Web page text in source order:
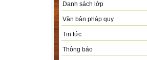
Danh sách lớp
Văn bản pháp quy
Tin tức
Thông báo